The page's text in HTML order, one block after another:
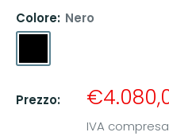
Colore: Nero
Prezzo: Prezzo
IVA compresa